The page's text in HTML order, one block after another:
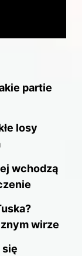
partie
losy
wchodzą
wirze
się